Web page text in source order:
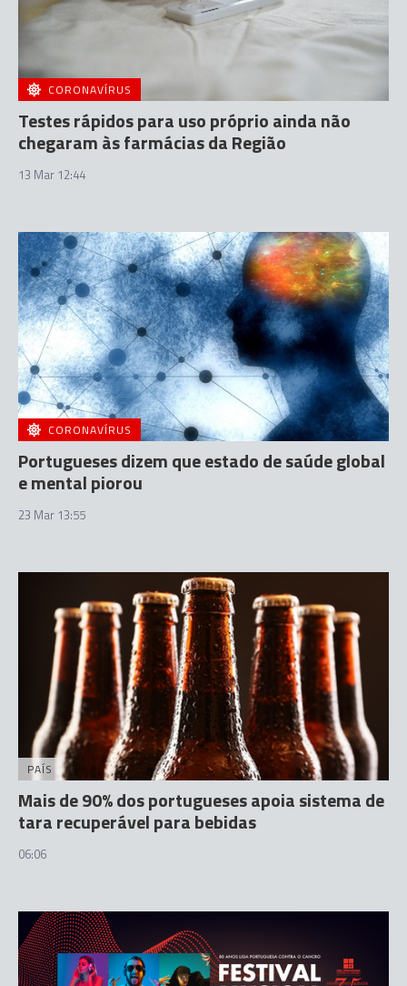
CORONAVÍRUS
Testes rápidos para uso próprio ainda não
chegaram às farmácias da Região
13 Mar 12:44
CORONAVÍRUS
Portugueses dizem que estado de saúde global
e mental piorou
23 Mar 13:55
PAÍS
Mais de 90% dos portugueses apoia sistema de
tara recuperável para bebidas
06:06